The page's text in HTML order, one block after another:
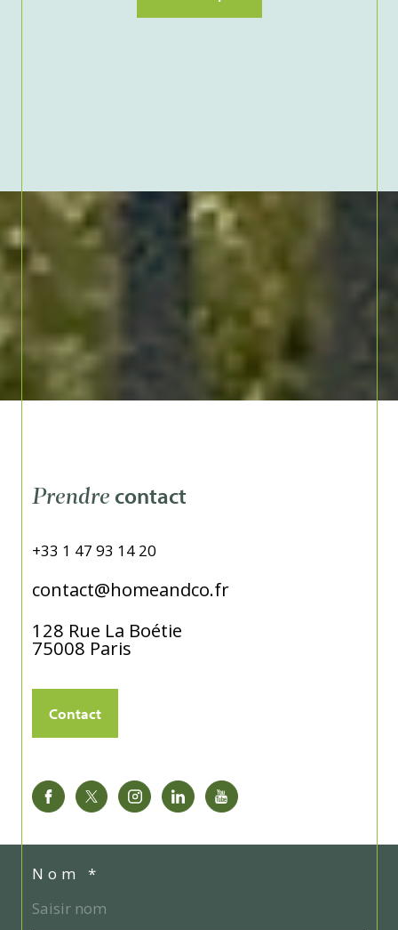
Nom *
Prendre contact
+33 1 47 93 14 20
contact@homeandco.fr
128 Rue La Boétie
75008 Paris
Contact